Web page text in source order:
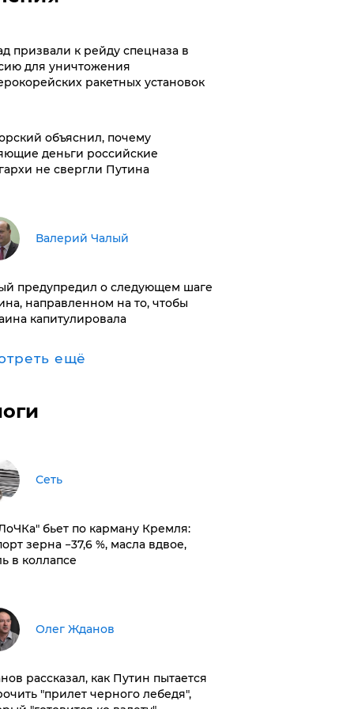
призвали к рейду спецназа в
для уничтожения
ракетных установок
объяснил, почему
деньги российские
не свергли Путина
Валерий Чалый
предупредил о следующем шаге
направленном на то, чтобы
капитулировала
ещё
Сеть
бьет по карману Кремля:
зерна −37,6 %, масла вдвое,
в коллапсе
Олег Жданов
рассказал, как Путин пытается
"прилет черного лебедя",